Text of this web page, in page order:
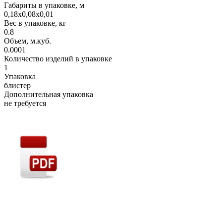
Габариты в упаковке, м
0,18х0,08х0,01
Вес в упаковке, кг
0.8
Объем, м.куб.
0.0001
Количество изделий в упаковке
1
Упаковка
блистер
Дополнительная упаковка
не требуется